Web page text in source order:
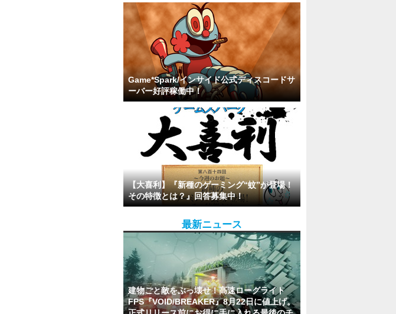
Game*Spark/インサイド公式ディスコードサ
ーバー好評稼働中！
【大喜利】『新種のゲーミング“蚊”が登場！
その特徴とは？』回答募集中！
最新ニュース
建物ごと敵をぶっ壊せ！高速ローグライト
FPS『VOID/BREAKER』8月22日に値上げ。